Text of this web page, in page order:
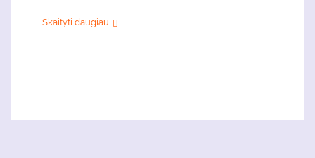
Skaityti daugiau